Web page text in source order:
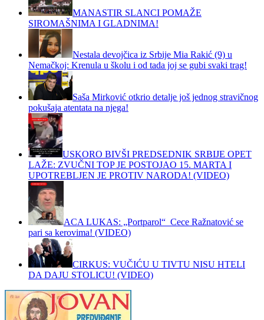
MANASTIR SLANCI POMAŽE
SIROMAŠNIMA I GLADNIMA!
Nestala devojčica iz Srbije Mia Rakić (9) u
Nemačkoj: Krenula u školu i od tada joj se gubi svaki trag!
Saša Mirković otkrio detalje još jednog stravičnog
pokušaja atentata na njega!
USKORO BIVŠI PREDSEDNIK SRBIJE OPET
LAŽE: ZVUČNI TOP JE POSTOJAO 15. MARTA I
UPOTREBLJEN JE PROTIV NARODA! (VIDEO)
ACA LUKAS: „Portparol“ Cece Ražnatović se
pari sa kerovima! (VIDEO)
CIRKUS: VUČIĆU U TIVTU NISU HTELI
DA DAJU STOLICU! (VIDEO)